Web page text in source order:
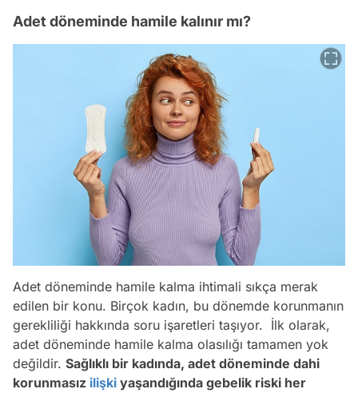
Adet döneminde hamile kalınır mı?
Adet döneminde hamile kalma ihtimali sıkça merak
edilen bir konu. Birçok kadın, bu dönemde korunmanın
gerekliliği hakkında soru işaretleri taşıyor. İlk olarak,
adet döneminde hamile kalma olasılığı tamamen yok
değildir. Sağlıklı bir kadında, adet döneminde dahi
korunmasız ilişki yaşandığında gebelik riski her